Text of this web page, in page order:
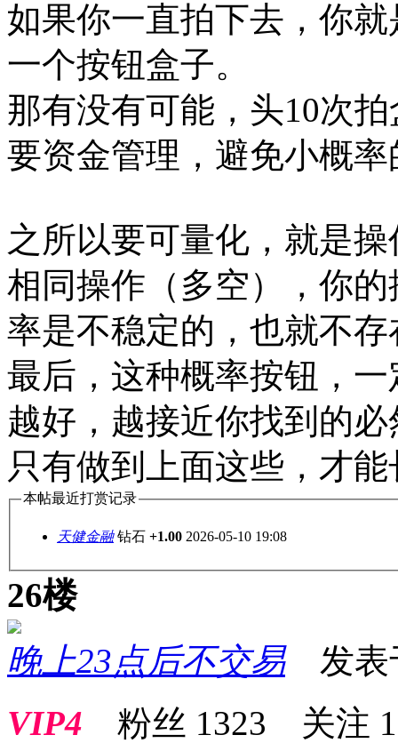
如果你一直拍下去，你
一个按钮盒子。
那有没有可能，头10次
要资金管理，避免小概
之所以要可量化，就是
相同操作（多空），你
率是不稳定的，也就不
最后，这种概率按钮，
越好，越接近你找到的
只有做到上面这些，才
本帖最近打赏记录
天健金融 钻石 +1.00 2026-05-10 19:08
26楼
晚上23点后不交易发表
VIP4 粉丝 1323 关注